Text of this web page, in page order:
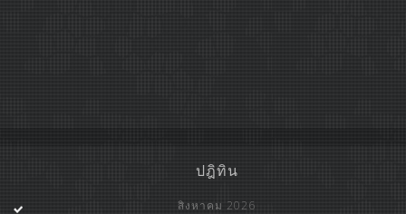
ปฎิทิน
สิงหาคม 2026